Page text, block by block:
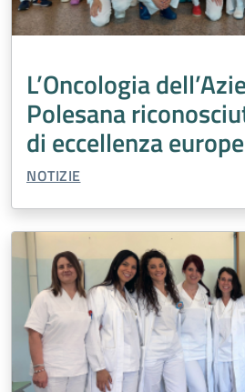
L’Oncologia
Polesana
di eccellenza
TIPO CONTENUTO:
NOTIZIE